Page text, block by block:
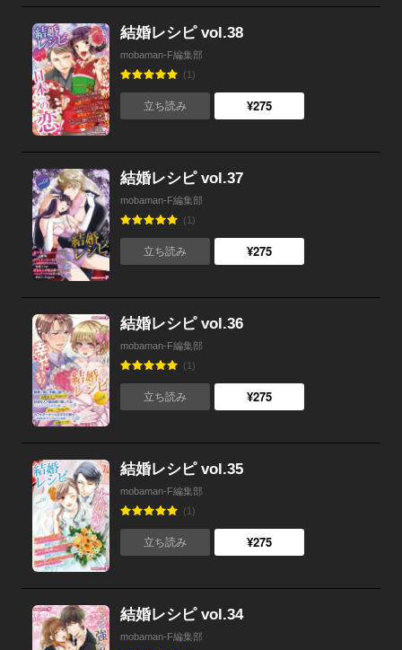
結婚レシピ vol.38
mobaman-F編集部
(1)
立ち読み ¥275
結婚レシピ vol.37
mobaman-F編集部
(1)
立ち読み ¥275
結婚レシピ vol.36
mobaman-F編集部
(1)
立ち読み ¥275
結婚レシピ vol.35
mobaman-F編集部
(1)
立ち読み ¥275
結婚レシピ vol.34
mobaman-F編集部